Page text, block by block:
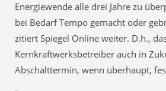
Energiewende alle drei Jahre zu
bei Bedarf Tempo gemacht oder
zitiert Spiegel Online weiter. D.h.,
Kernkraftwerksbetreiber auch in
Abschalttermin, wenn überhaupt,